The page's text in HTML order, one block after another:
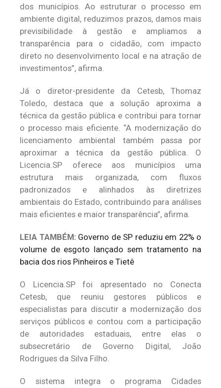
dos municípios. Ao estruturar o processo em
ambiente digital, reduzimos prazos, damos mais
previsibilidade à gestão e ampliamos a
transparência para o cidadão, com impacto
direto no desenvolvimento local e na atração de
investimentos”, afirma.
Já o diretor-presidente da Cetesb, Thomaz
Toledo, destaca que a solução aproxima a
técnica da gestão pública e contribui para tornar
o processo mais eficiente. “A modernização do
licenciamento ambiental também passa por
aproximar a técnica da gestão pública. O
Licencia.SP oferece aos municípios uma
estrutura mais organizada, com fluxos
padronizados e alinhados às diretrizes
ambientais do Estado, contribuindo para análises
mais eficientes e maior transparência”, afirma.
LEIA TAMBÉM: Governo de SP reduziu em 22% o
volume de esgoto lançado sem tratamento na
bacia dos rios Pinheiros e Tietê
O Licencia.SP foi apresentado no Conecta
Cetesb, que reuniu gestores públicos e
especialistas para discutir a modernização dos
serviços públicos e contou com a participação
de autoridades estaduais, entre elas o
subsecretário de Governo Digital, João
Rodrigues da Silva Filho.
O sistema integra o programa Cidades